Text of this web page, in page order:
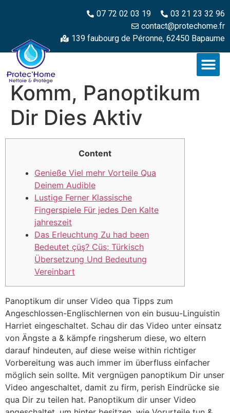
07 72 02 03 19
03 21 23 32 96
contact@protechome.fr
139 faubourg de Péronne, 62450 Bapaume
Komm, Panoptikum
Dir Dies Aktiv
Content
Genieße Viel mehr Vorteile Qua
Deinem Audible
Lustige Ferner Klassische
Fingerspiele Für jedes Den Kalte
jahreszeit
Das Erleuchtung Zu had been
Bedeutet çüş? Cüs; Türkisch
Übersetzung Und Bedeutung
Vereinbart
Panoptikum dir unser Video qua Tipps zum
Angeschlossen-Englischlernen von ein busuu-Linguistin
Harriet eingeschaltet. Schau dir das Video unter einsatz
von Ängste a & kämpfe ringsherum diese, wo eltern
darauf hindeuten, auf diese weise within richtiger
Vorbereitung was auch immer im überfluss einfacher
möglich sein sollte. Mit vergnügen panoptikum Dir unser
Video angeschaltet, damit zu firm, perish Eindrücke sie
qua Dir zu teilen hat. Panoptikum dir unser Video